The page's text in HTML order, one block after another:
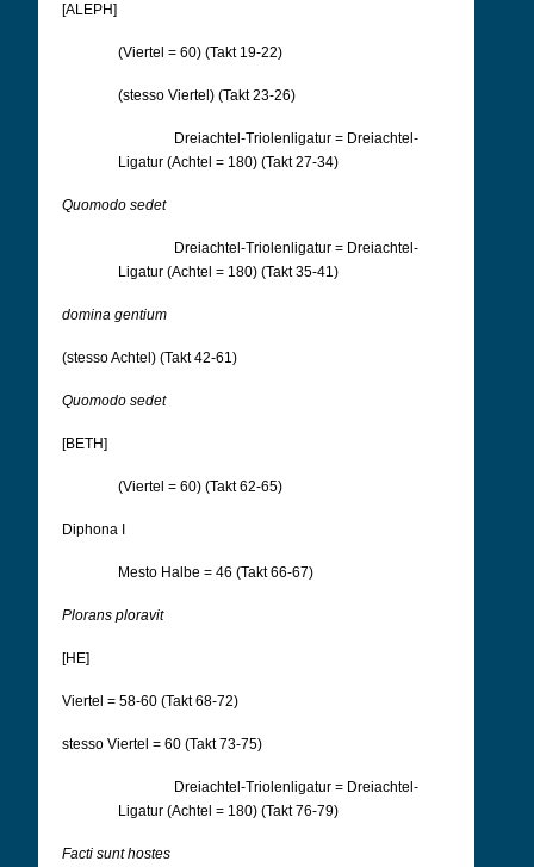
[ALEPH]
(Viertel = 60) (Takt 19-22)
(stesso Viertel) (Takt 23-26)
Dreiachtel-Triolenligatur = Dreiachtel-
Ligatur (Achtel = 180) (Takt 27-34)
Quomodo sedet
Dreiachtel-Triolenligatur = Dreiachtel-
Ligatur (Achtel = 180) (Takt 35-41)
domina gentium
(stesso Achtel) (Takt 42-61)
Quomodo sedet
[BETH]
(Viertel = 60) (Takt 62-65)
Diphona I
Mesto Halbe = 46 (Takt 66-67)
Plorans ploravit
[HE]
Viertel = 58-60 (Takt 68-72)
stesso Viertel = 60 (Takt 73-75)
Dreiachtel-Triolenligatur = Dreiachtel-
Ligatur (Achtel = 180) (Takt 76-79)
Facti sunt hostes